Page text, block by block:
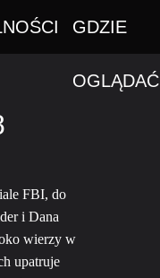
GDZIE
OGLĄDAĆ
FBI, do
i Dana
wierzy w
upatruje